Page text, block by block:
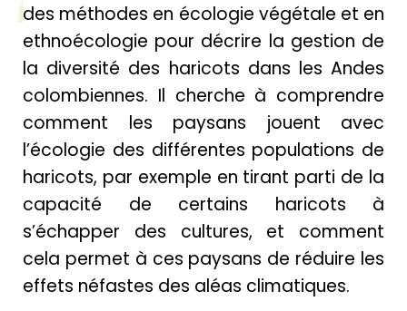
des méthodes en écologie végétale et en
ethnoécologie pour décrire la gestion de
la diversité des haricots dans les Andes
colombiennes. Il cherche à comprendre
comment les paysans jouent avec
l’écologie des différentes populations de
haricots, par exemple en tirant parti de la
capacité de certains haricots à
s’échapper des cultures, et comment
cela permet à ces paysans de réduire les
effets néfastes des aléas climatiques.